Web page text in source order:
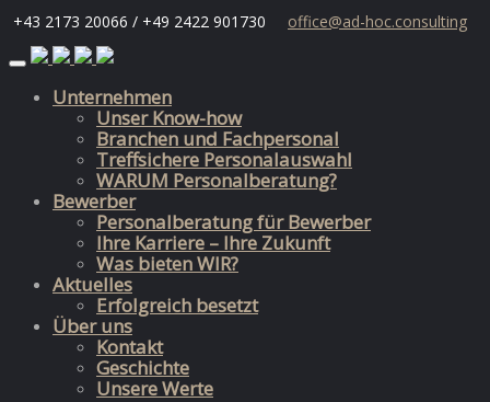
+43 2173 20066 / +49 2422 901730
office@ad-hoc.consulting
Skip
contentUnternehmen
Unser Know-how
Branchen und Fachpersonal
Treffsichere Personalauswahl
WARUM Personalberatung?
Bewerber
Personalberatung für Bewerber
Ihre Karriere – Ihre Zukunft
Was bieten WIR?
Aktuelles
Erfolgreich besetzt
Über uns
Kontakt
Geschichte
Unsere Werte